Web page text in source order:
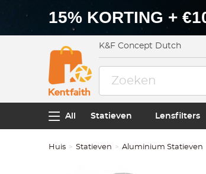
15% KORTING +
K&F Concept Dutch
All Statieven Lensfilters
Huis Statieven Aluminium Statieven